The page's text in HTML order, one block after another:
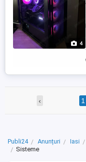
4
‹ 1
Publi24 Anunțuri Iasi
Sisteme